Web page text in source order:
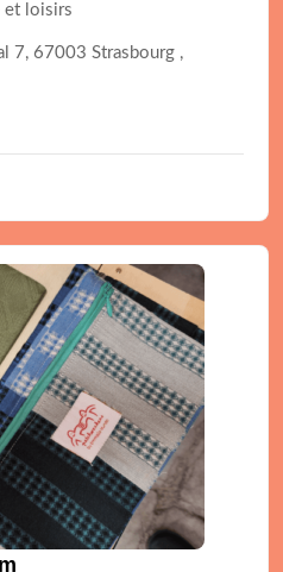
et loisirs
7, 67003 Strasbourg ,